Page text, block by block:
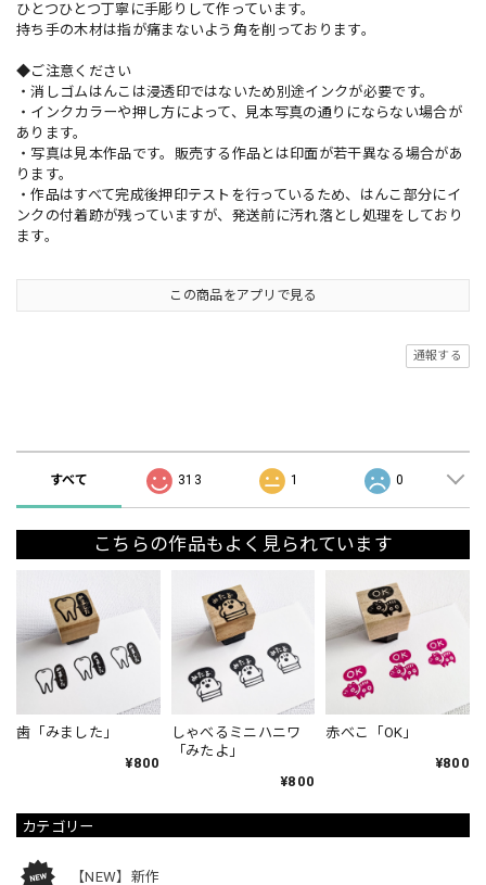
カテゴリー
【NEW】新作
ひとつひとつ丁寧に手彫りして作っています。
持ち手の木材は指が痛まないよう角を削っております。
◆ご注意ください
・消しゴムはんこは浸透印ではないため別途インクが必要です。
・インクカラーや押し方によって、見本写真の通りにならない場合が
あります。
・写真は見本作品です。販売する作品とは印面が若干異なる場合があ
ります。
・作品はすべて完成後押印テストを行っているため、はんこ部分にイ
ンクの付着跡が残っていますが、発送前に汚れ落とし処理をしており
ます。
この商品をアプリで見る
通報する
すべて 313 1 0
こちらの作品もよく見られています
歯「みました」
¥800
しゃべるミニハニワ
「みたよ」
¥800
赤べこ「OK」
¥800